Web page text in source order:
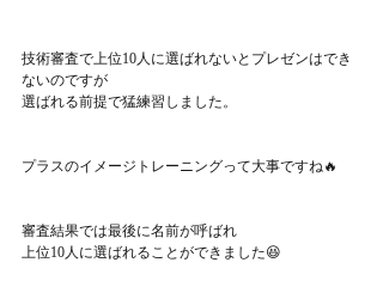
技術審査で上位10人に選ばれないとプレゼンはでき
ないのですが
選ばれる前提で猛練習しました。
プラスのイメージトレーニングって大事ですね🔥
審査結果では最後に名前が呼ばれ
上位10人に選ばれることができました😆